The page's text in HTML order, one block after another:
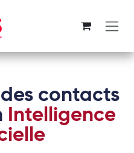
contacts
Intelligence